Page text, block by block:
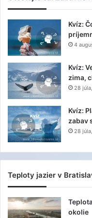
Kvíz:
4
Kvíz:
zima,
28
Kvíz:
zabav
28
Teploty jazier v
okolie